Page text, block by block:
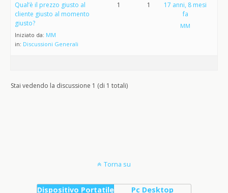
Qual’è il prezzo giusto al
cliente giusto al momento
giusto?
Iniziato da: MM
in: Discussioni Generali
1 1
17 anni, 8 mesi
fa
MM
Stai vedendo la discussione 1 (di 1 totali)
Torna su
Dispositivo Portatile Pc Desktop